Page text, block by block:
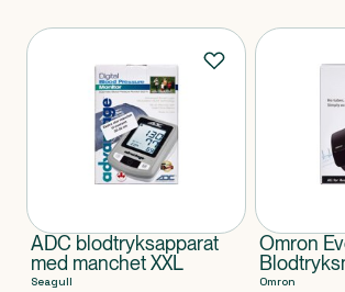
blodtryksapparat anbefales det, at
anvendes inden for et
med en 15-90% relativ luftfugtighed.
Produkter
ADC blodtryksapparat
med manchet XXL
Seagull
Omron
Omron